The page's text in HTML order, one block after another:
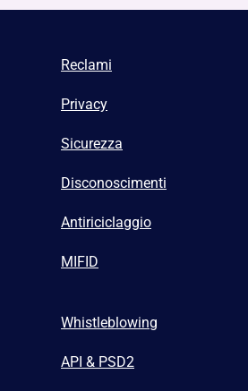
Reclami
Privacy
Sicurezza
Disconoscimenti
Antiriciclaggio
MIFID
Whistleblowing
API & PSD2